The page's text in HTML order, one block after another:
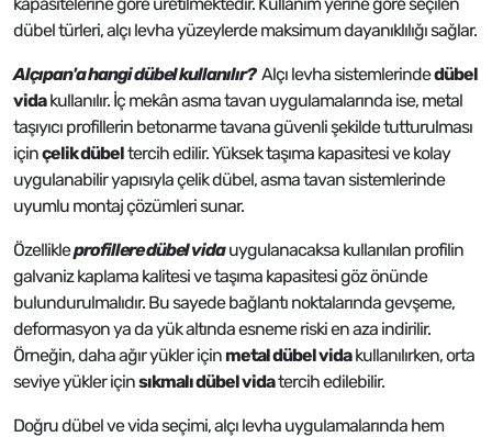
dübel türleri, alçı levha yüzeylerde maksimum dayanıklılığı sağlar.
Alçıpan'a hangi dübel kullanılır? Alçı levha sistemlerindedübel
vidakullanılır. İç mekân asma tavan uygulamalarında ise, metal
taşıyıcı profillerin betonarme tavana güvenli şekilde tutturulması
içinçelik dübeltercih edilir. Yüksek taşıma kapasitesi ve kolay
uygulanabilir yapısıyla çelik dübel, asma tavan sistemlerinde
uyumlu montaj çözümleri sunar.
Özellikleprofillere dübel vidauygulanacaksa kullanılan profilin
galvaniz kaplama kalitesi ve taşıma kapasitesi göz önünde
bulundurulmalıdır. Bu sayede bağlantı noktalarında gevşeme,
deformasyon ya da yük altında esneme riski en aza indirilir.
Örneğin, daha ağır yükler için metal dübel vidakullanılırken, orta
seviye yükler içinsıkmalı dübel vidatercih edilebilir.
Doğru dübel ve vida seçimi, alçı levha uygulamalarında hem